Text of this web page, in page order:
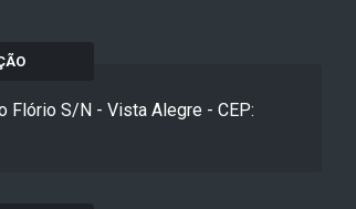
Flório S/N - Vista Alegre - CEP: